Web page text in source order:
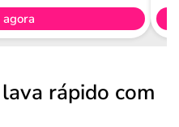
rápido com